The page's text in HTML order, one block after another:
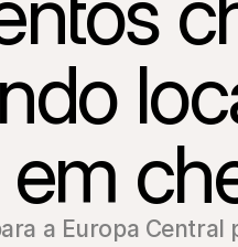
a Europa